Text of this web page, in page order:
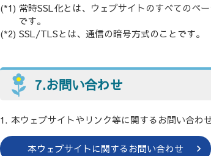
(*1) 常時SSL化とは、ウェブサイトのすべてのペ
です。
(*2) SSL/TLSとは、通信の暗号方式のことです。
7.お問い合わせ
本ウェブサイトやリンク等に関するお問い合わ
本ウェブサイトに関するお問い合わせ